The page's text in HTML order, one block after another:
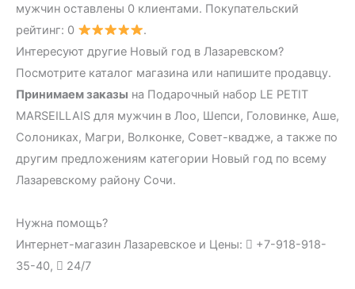
мужчин оставлены 0 клиентами. Покупательский
рейтинг: 0
.
Интересуют другие Новый год в Лазаревском?
Посмотрите каталог магазина или напишите продавцу.
Принимаем заказы на Подарочный набор LE PETIT
MARSEILLAIS для мужчин в Лоо, Шепси, Головинке, Аше,
Солониках, Магри, Волконке, Совет-квадже, а также по
другим предложениям категории Новый год по всему
Лазаревскому району Сочи.
Нужна помощь?
Интернет-магазин Лазаревское и Цены:
+7-918-918-
35-40,
24/7